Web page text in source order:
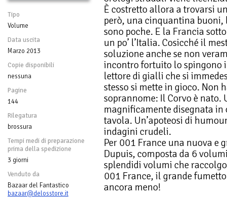
Tipo
Volume
Data uscita
Marzo 2013
Copie disponibili
nessuna
Pagine
144
Rilegatura
brossura
Tempi medi di preparazione
prima della spedizione
3 giorni
Venduto da
Bazaar del Fantastico
bazaar@delosstore.it
È costretto allora a trovarsi
però, una cinquantina buoni,
sono poche. E la Francia
un po’ l’Italia. Cosicché il
soluzione anche se non
incontro fortuito lo spingono
lettore di gialli che si
stesso si mette in gioco. Non
soprannome: Il Corvo è nato.
magnificamente disegnata
tavola. Un’apoteosi di
indagini crudeli.
Per 001 France una nuova e
Dupuis, composta da 6
splendidi volumi che
001 France, il grande
ancora meno!